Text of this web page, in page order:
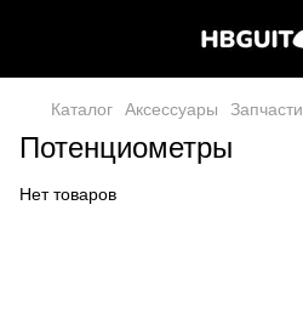
Каталог Аксессуары Запчасти
Потенциометры
Нет товаров